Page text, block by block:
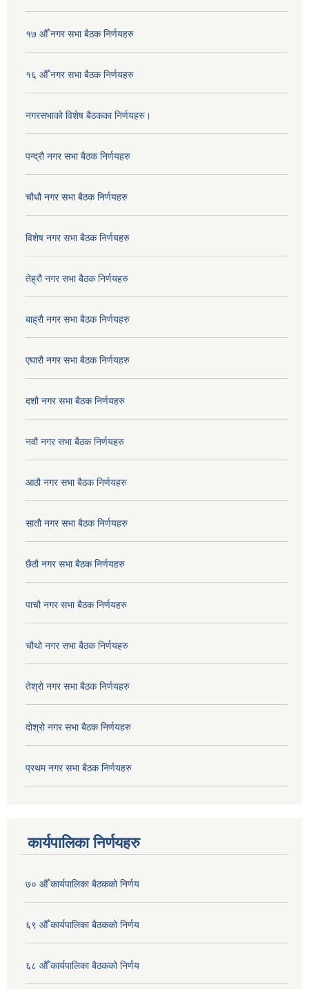
१७ औँ नगर सभा बैठक निर्णयहरु
१६ औँ नगर सभा बैठक निर्णयहरु
नगरसभाको विशेष बैठकका निर्णयहरु।
पन्द्रौ नगर सभा बैठक निर्णयहरु
चौधौ नगर सभा बैठक निर्णयहरु
विशेष नगर सभा बैठक निर्णयहरु
तेह्रौ नगर सभा बैठक निर्णयहरु
बाह्रौ नगर सभा बैठक निर्णयहरु
एघारौ नगर सभा बैठक निर्णयहरु
दशौ नगर सभा बैठक निर्णयहरु
नवौ नगर सभा बैठक निर्णयहरु
आठौ नगर सभा बैठक निर्णयहरु
सातौ नगर सभा बैठक निर्णयहरु
छैठौ नगर सभा बैठक निर्णयहरु
पाचौ नगर सभा बैठक निर्णयहरु
चौथो नगर सभा बैठक निर्णयहरु
तेश्रो नगर सभा बैठक निर्णयहरु
दोश्रो नगर सभा बैठक निर्णयहरु
प्रथम नगर सभा बैठक निर्णयहरु
कार्यपालिका निर्णयहरु
७० औँ कार्यपालिका बैठकको निर्णय
६९ औँ कार्यपालिका बैठकको निर्णय
६८ औँ कार्यपालिका बैठकको निर्णय